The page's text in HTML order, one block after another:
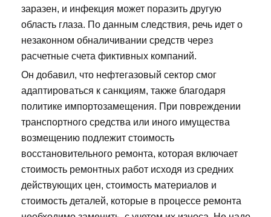
заразен, и инфекция может поразить другую
область глаза. По данным следствия, речь идет о
незаконном обналичивании средств через
расчетные счета фиктивных компаний.
Он добавил, что нефтегазовый сектор смог
адаптироваться к санкциям, также благодаря
политике импортозамещения. При повреждении
транспортного средства или иного имущества
возмещению подлежит стоимость
восстановительного ремонта, которая включает
стоимость ремонтных работ исходя из средних
действующих цен, стоимость материалов и
стоимость деталей, которые в процессе ремонта